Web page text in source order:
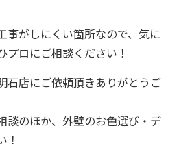
事がしにくい箇所なので、気に
ロにご相談ください！
石店にご依頼頂きありがとうご
談のほか、外壁のお色選び・デ
！